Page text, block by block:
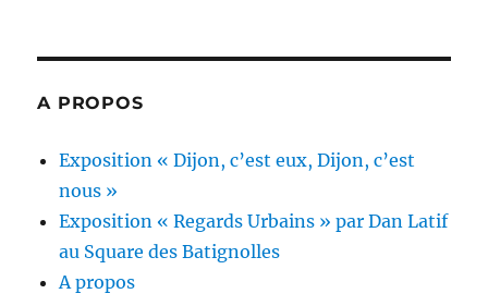
A PROPOS
Exposition « Dijon, c’est eux, Dijon, c’est
nous »
Exposition « Regards Urbains » par Dan Latif
au Square des Batignolles
A propos